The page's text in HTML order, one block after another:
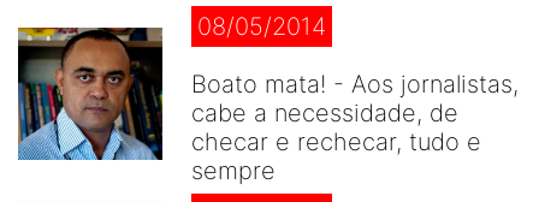
08/05/2014
Boato mata! - Aos jornalistas,
cabe a necessidade, de
checar e rechecar, tudo e
sempre